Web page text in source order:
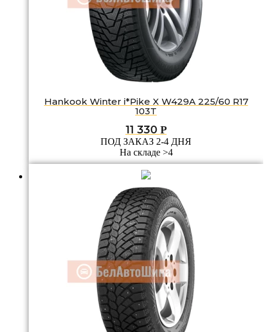
Hankook Winter i*Pike X W429A 225/60 R17
103T
11 330 Р
ПОД ЗАКАЗ 2-4 ДНЯ
На складе >4